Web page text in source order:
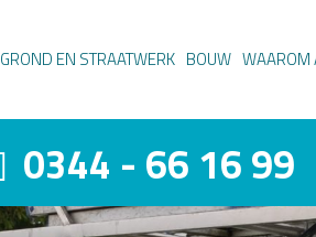
GROND EN STRAATWERK BOUW WAAROM
0344 - 66 16 99